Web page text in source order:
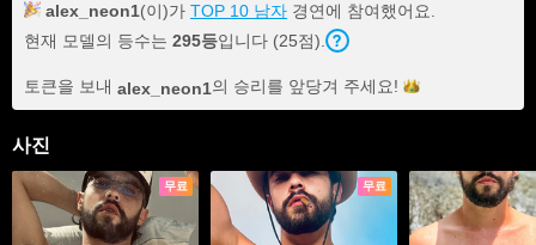
alex_neon1(이)가 TOP 10 남자 경연에 참여했어요.
현재 모델의 등수는 295등입니다 (25점).
토큰을 보내 alex_neon1의 승리를 앞당겨 주세요!
사진
무료 무료